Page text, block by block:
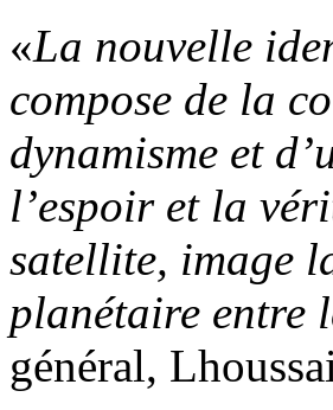
«La nouvelle
compose de la
dynamisme et
l’espoir et la
satellite, image
planétaire entre
général,